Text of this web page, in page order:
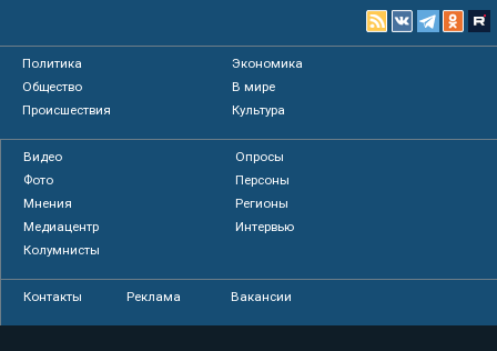
Политика
Экономика
Общество
В мире
Происшествия
Культура
Видео
Опросы
Фото
Персоны
Мнения
Регионы
Медиацентр
Интервью
Колумнисты
Контакты Реклама Вакансии